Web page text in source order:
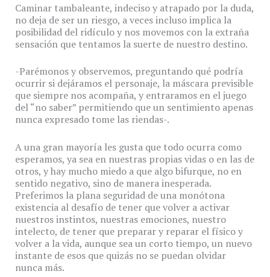
Caminar tambaleante, indeciso y atrapado por la duda,
no deja de ser un riesgo, a veces incluso implica la
posibilidad del ridículo y nos movemos con la extraña
sensación que tentamos la suerte de nuestro destino.
-Parémonos y observemos, preguntando qué podría
ocurrir si dejáramos el personaje, la máscara previsible
que siempre nos acompaña, y entraramos en el juego
del “no saber” permitiendo que un sentimiento apenas
nunca expresado tome las riendas-.
A una gran mayoría les gusta que todo ocurra como
esperamos, ya sea en nuestras propias vidas o en las de
otros, y hay mucho miedo a que algo bifurque, no en
sentido negativo, sino de manera inesperada.
Preferimos la plana seguridad de una monótona
existencia al desafío de tener que volver a activar
nuestros instintos, nuestras emociones, nuestro
intelecto, de tener que preparar y reparar el físico y
volver a la vida, aunque sea un corto tiempo, un nuevo
instante de esos que quizás no se puedan olvidar
nunca más.